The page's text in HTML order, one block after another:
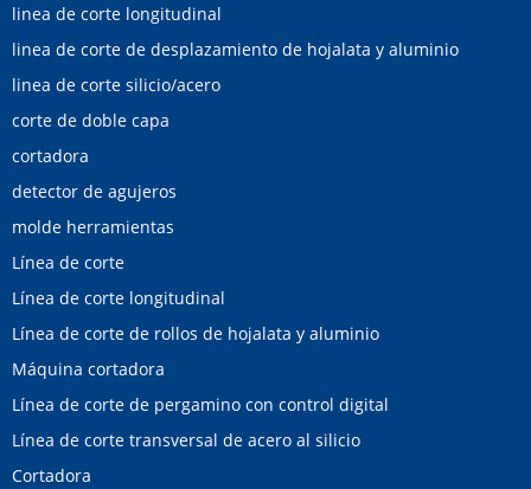
linea de corte longitudinal
linea de corte de desplazamiento de hojalata y aluminio
linea de corte silicio/acero
corte de doble capa
cortadora
detector de agujeros
molde herramientas
Línea de corte
Línea de corte longitudinal
Línea de corte de rollos de hojalata y aluminio
Máquina cortadora
Línea de corte de pergamino con control digital
Línea de corte transversal de acero al silicio
Cortadora